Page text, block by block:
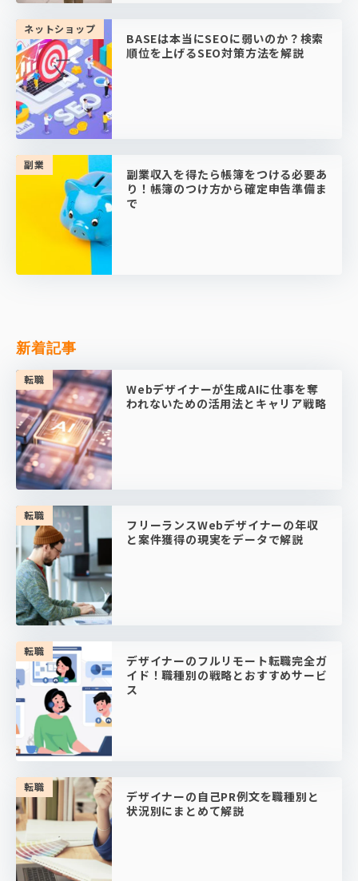
ネットショップ
BASEは本当にSEOに弱いのか？検索
順位を上げるSEO対策方法を解説
副業
副業収入を得たら帳簿をつける必要あ
り！帳簿のつけ方から確定申告準備ま
で
新着記事
転職
Webデザイナーが生成AIに仕事を奪
われないための活用法とキャリア戦略
転職
フリーランスWebデザイナーの年収
と案件獲得の現実をデータで解説
転職
デザイナーのフルリモート転職完全ガ
イド！職種別の戦略とおすすめサービ
ス
転職
デザイナーの自己PR例文を職種別と
状況別にまとめて解説